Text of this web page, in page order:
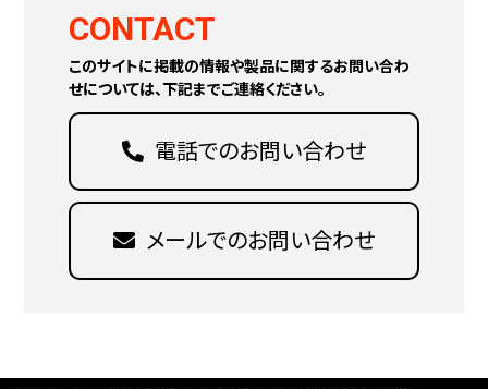
CONTACT
このサイトに掲載の情報や製品に関するお問い合わ
せについては、下記までご連絡ください。
電話でのお問い合わせ
メールでのお問い合わせ